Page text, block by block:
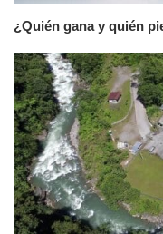
¿Quién gana y quién